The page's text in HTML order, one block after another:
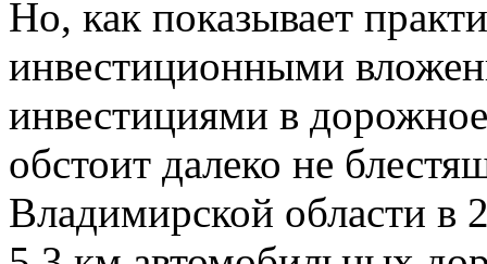
Но, как показывает
инвестиционными
инвестициями в
обстоит далеко не
Владимирской области в